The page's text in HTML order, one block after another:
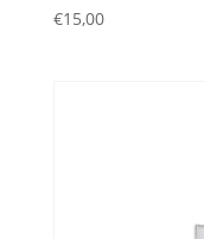
€15,00